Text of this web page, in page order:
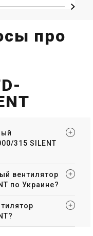
про
315 SILENT
вентилятор
по Украине?